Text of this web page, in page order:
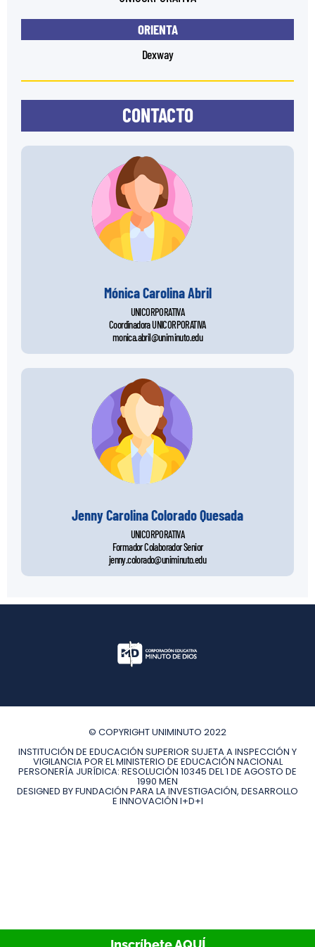
ORIENTA
Dexway
CONTACTO
Mónica Carolina Abril
UNICORPORATIVA
Coordinadora UNICORPORATIVA
monica.abril@uniminuto.edu
Jenny Carolina Colorado Quesada
UNICORPORATIVA
Formador Colaborador Senior
jenny.colorado@uniminuto.edu
© COPYRIGHT UNIMINUTO 2022
INSTITUCIÓN DE EDUCACIÓN SUPERIOR SUJETA A INSPECCIÓN Y
VIGILANCIA POR EL MINISTERIO DE EDUCACIÓN NACIONAL
PERSONERÍA JURÍDICA: RESOLUCIÓN 10345 DEL 1 DE AGOSTO DE
1990 MEN
DESIGNED BY FUNDACIÓN PARA LA INVESTIGACIÓN, DESARROLLO
E INNOVACIÓN I+D+I